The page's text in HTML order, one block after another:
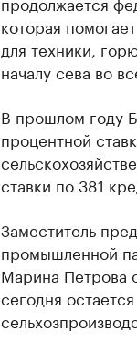
которая
для техники,
началу сева во
В прошлом году
процентной
ставки по 381
Заместитель
промышленной
Марина Петрова
сегодня